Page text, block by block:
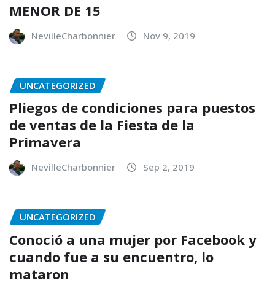
MENOR DE 15
NevilleCharbonnier Nov 9, 2019
UNCATEGORIZED
Pliegos de condiciones para puestos
de ventas de la Fiesta de la
Primavera
NevilleCharbonnier Sep 2, 2019
UNCATEGORIZED
Conoció a una mujer por Facebook y
cuando fue a su encuentro, lo
mataron